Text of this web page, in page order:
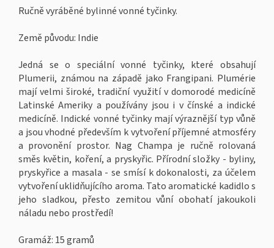
Ručně vyráběné bylinné vonné tyčinky.
Země původu: Indie
Jedná se o speciální vonné tyčinky, které obsahují
Plumerii, známou na západě jako Frangipani. Plumérie
mají velmi široké, tradiční využití v domorodé medicíně
Latinské Ameriky a používány jsou i v čínské a indické
medicíně. Indické vonné tyčinky mají výraznější typ vůně
a jsou vhodné především k vytvoření příjemné atmosféry
a provonění prostor. Nag Champa je ručně rolovaná
směs květin, koření, a pryskyřic. Přírodní složky - byliny,
pryskyřice a masala - se smísí k dokonalosti, za účelem
vytvoření uklidňujícího aroma. Tato aromatické kadidlo s
jeho sladkou, přesto zemitou vůní obohatí jakoukoli
náladu nebo prostředí!
Gramáž: 15 gramů